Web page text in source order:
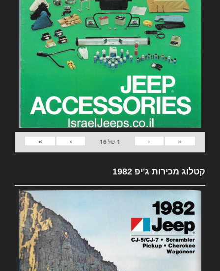
«
‹
1 של16
›
»
קטלוג מכירות ג'יפ 1982